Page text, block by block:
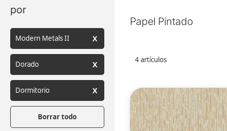
Papel Pintado
4artículos
por
Modern Metals II
Dorado
Dormitorio
Borrar todo